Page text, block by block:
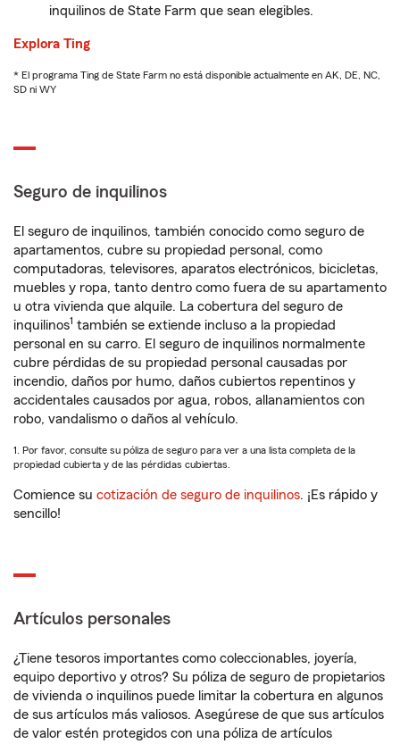
inquilinos de State Farm que sean elegibles.
Explora Ting
* El programa Ting de State Farm no está disponible actualmente en AK, DE, NC,
SD ni WY
Seguro de inquilinos
El seguro de inquilinos, también conocido como seguro de
apartamentos, cubre su propiedad personal, como
computadoras, televisores, aparatos electrónicos, bicicletas,
muebles y ropa, tanto dentro como fuera de su apartamento
u otra vivienda que alquile. La cobertura del seguro de
inquilinos1 también se extiende incluso a la propiedad
personal en su carro. El seguro de inquilinos normalmente
cubre pérdidas de su propiedad personal causadas por
incendio, daños por humo, daños cubiertos repentinos y
accidentales causados por agua, robos, allanamientos con
robo, vandalismo o daños al vehículo.
1. Por favor, consulte su póliza de seguro para ver a una lista completa de la
propiedad cubierta y de las pérdidas cubiertas.
Comience su cotización de seguro de inquilinos. ¡Es rápido y
sencillo!
Artículos personales
¿Tiene tesoros importantes como coleccionables, joyería,
equipo deportivo y otros? Su póliza de seguro de propietarios
de vivienda o inquilinos puede limitar la cobertura en algunos
de sus artículos más valiosos. Asegúrese de que sus artículos
de valor estén protegidos con una póliza de artículos